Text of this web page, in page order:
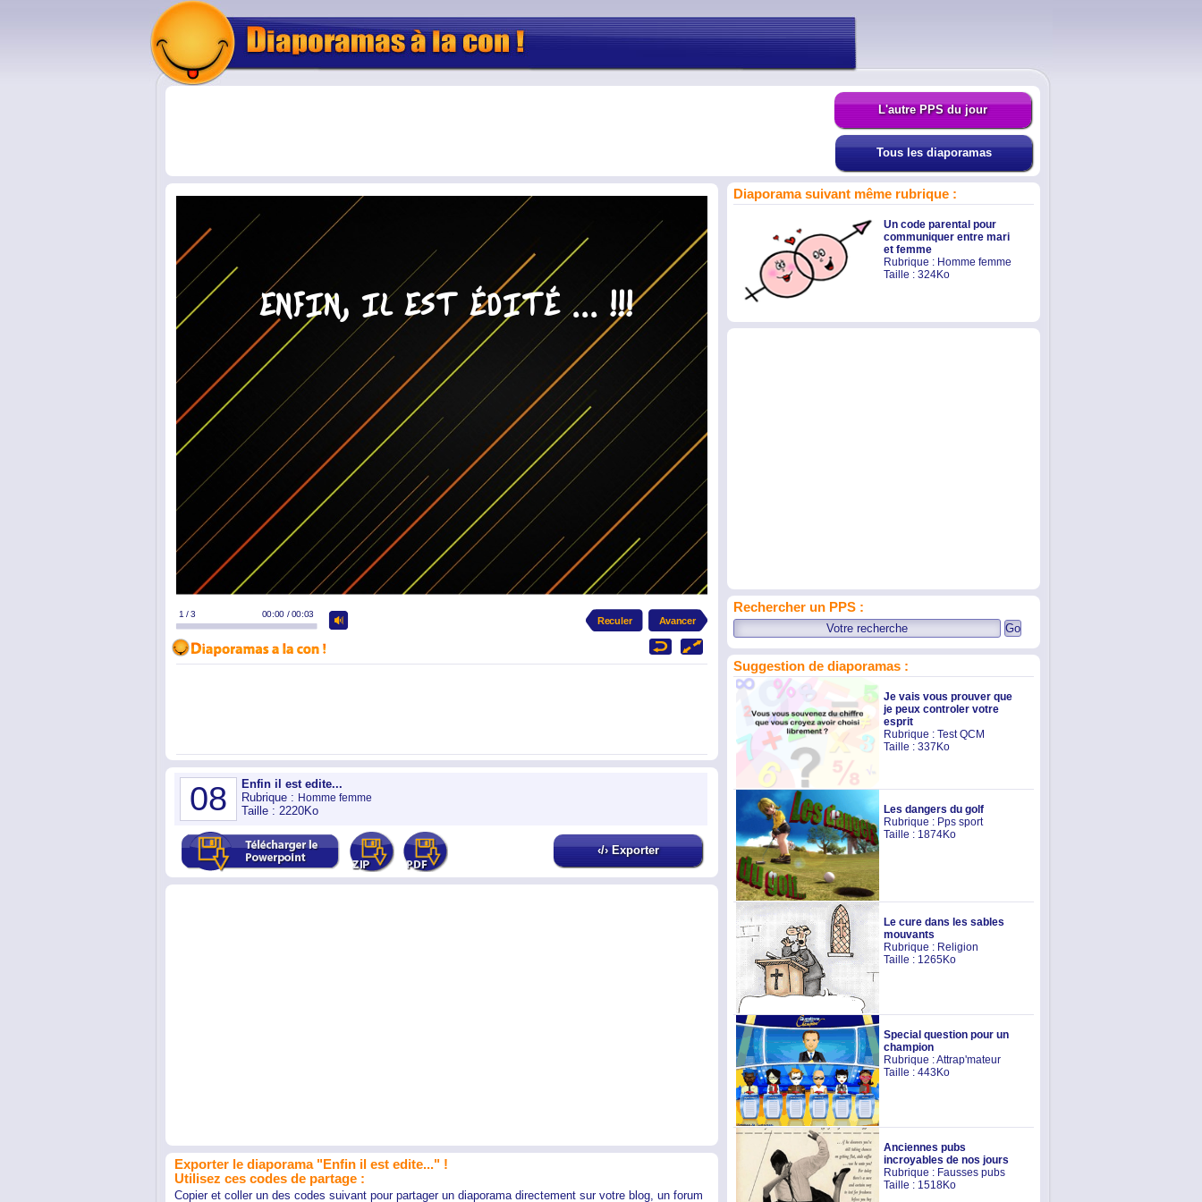
L'autre PPS du jour
Tous les diaporamas
Diaporama suivant même rubrique :
Un code parental pour
communiquer entre mari
et femme
Rubrique : Homme femme
Taille : 324Ko
Rechercher un PPS :
Suggestion de diaporamas :
Je vais vous prouver que
je peux controler votre
esprit
Rubrique : Test QCM
Taille : 337Ko
Les dangers du golf
Rubrique : Pps sport
Taille : 1874Ko
Le cure dans les sables
mouvants
Rubrique : Religion
Taille : 1265Ko
Special question pour un
champion
Rubrique :Attrap'mateur
Taille : 443Ko
Anciennes pubs
incroyables de nos jours
Rubrique : Fausses pubs
Taille : 1518Ko
08
Enfin il est edite...
Rubrique : Homme femme
Taille : 2220Ko
‹/› Exporter
Exporter le diaporama "Enfin il est edite..." !
Utilisez ces codes de partage :
Copier et coller un des codes suivant pour partager un diaporama directement sur votre blog, un forum